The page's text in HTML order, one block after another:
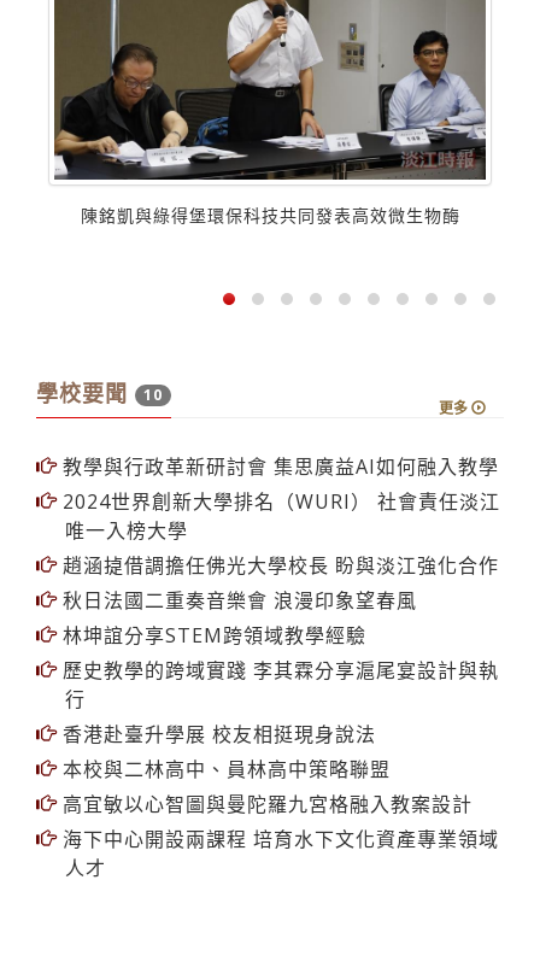
陳銘凱與綠得堡環保科技共同發表高效微生物酶
學校要聞 10
更多
教學與行政革新研討會 集思廣益AI如何融入教學
2024世界創新大學排名（WURI） 社會責任淡江
唯一入榜大學
趙涵㨗借調擔任佛光大學校長 盼與淡江強化合作
秋日法國二重奏音樂會 浪漫印象望春風
林坤誼分享STEM跨領域教學經驗
歷史教學的跨域實踐 李其霖分享滬尾宴設計與執
行
香港赴臺升學展 校友相挺現身說法
本校與二林高中、員林高中策略聯盟
高宜敏以心智圖與曼陀羅九宮格融入教案設計
海下中心開設兩課程 培育水下文化資產專業領域
人才